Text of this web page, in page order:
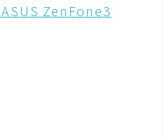
ZenFone3